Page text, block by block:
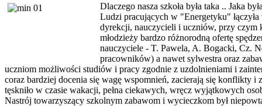
Dlaczego nasza szkoła była taka .. Jaka
Ludzi pracujących w "Energetyku"
dyrekcji, nauczycieli i uczniów, przy czym
młodzieży bardzo różnorodną ofertę
nauczyciele - T. Pawela, A. Bogacki, Cz.
pracowników) a nawet sylwestra oraz
uczniom możliwości studiów i pracy zgodnie z uzdolnieniami i
coraz bardziej docenia się wagę wspomnień, zacierają się konflikty i
tęskniło w czasie wakacji, pełna ciekawych, wręcz wyjątkowych
Nastrój towarzyszący szkolnym zabawom i wycieczkom był